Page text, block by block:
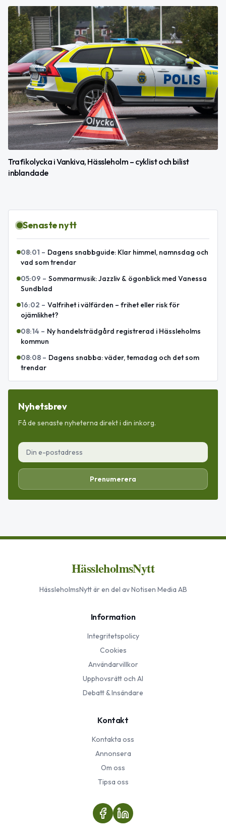
Trafikolycka i Vankiva, Hässleholm – cyklist och bilist
inblandade
Senaste nytt
08:01 – Dagens snabbguide: Klar himmel, namnsdag och
vad som trendar
05:09 – Sommarmusik: Jazzliv & ögonblick med Vanessa
Sundblad
16:02 – Valfrihet i välfärden – frihet eller risk för
ojämlikhet?
08:14 – Ny handelsträdgård registrerad i Hässleholms
kommun
08:08 – Dagens snabba: väder, temadag och det som
trendar
Nyhetsbrev
Få de senaste nyheterna direkt i din inkorg.
Prenumerera
HässleholmsNytt
HässleholmsNyttär en del av Notisen Media AB
Information
Integritetspolicy
Cookies
Användarvillkor
Upphovsrätt och AI
Debatt & Insändare
Kontakt
Kontakta oss
Annonsera
Om oss
Tipsa oss